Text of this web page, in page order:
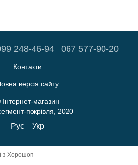
248-46-94 067 577-90-20
Контакти
версія сайту
Інтернет-магазин
покрівля, 2020
Рус Укр
з Хорошоп